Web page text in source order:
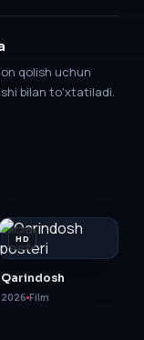
qolish uchun
bilan to'xtatiladi.
HD
Qarindosh
2026 Film